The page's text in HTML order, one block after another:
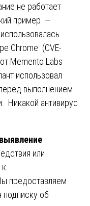
не работает
пример —
Chrome (CVE-
Memento Labs
использовал
выполнением
Никакой антивирус
или
предоставляем
подписку об